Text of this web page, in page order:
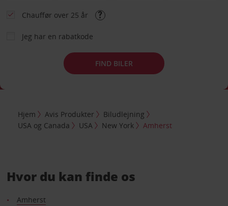
Chauffør over 25 år
Jeg har en rabatkode
FIND BILER
Hjem Avis Produkter
Biludlejning
USA og Canada
USA New York Amherst
Hvor du kan finde os
Amherst